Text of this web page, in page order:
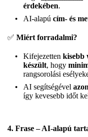
érdekében.
AI-alapú cím- és
✅ Miért forradalmi?
Kifejezetten kisebb
készült, hogy
rangsorolási
AI segítségével
így kevesebb időt
4. Frase – AI-alapú